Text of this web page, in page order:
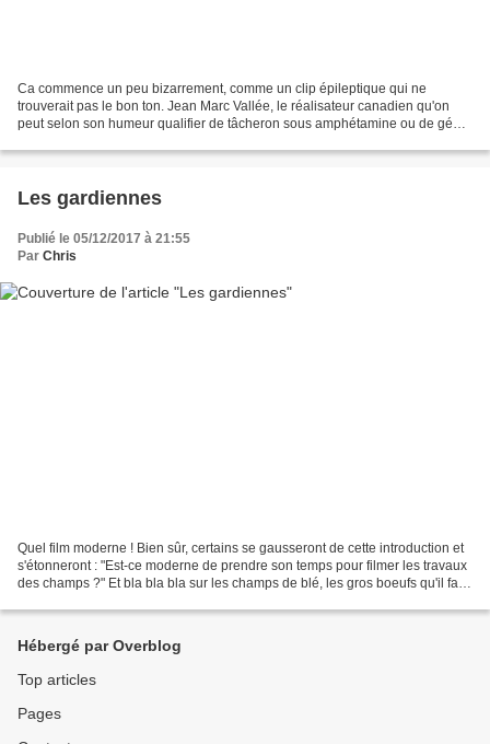
Ca commence un peu bizarrement, comme un clip épileptique qui ne
trouverait pas le bon ton. Jean Marc Vallée, le réalisateur canadien qu'on
peut selon son humeur qualifier de tâcheron sous amphétamine ou de génie
Les gardiennes
Publié le 05/12/2017 à 21:55
Par Chris
Quel film moderne ! Bien sûr, certains se gausseront de cette introduction et
s'étonneront : "Est-ce moderne de prendre son temps pour filmer les travaux
des champs ?" Et bla bla bla sur les champs de blé, les gros boeufs qu'il faut
Hébergé par Overblog
Top articles
Pages